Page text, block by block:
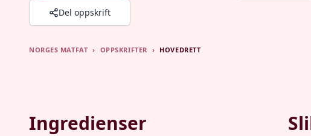
Del oppskrift
NORGES MATFAT › OPPSKRIFTER › HOVEDRETT
Ingredienser